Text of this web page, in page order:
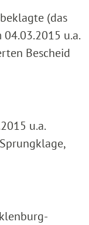
(das
04.03.2015 u.a.
Bescheid
u.a.